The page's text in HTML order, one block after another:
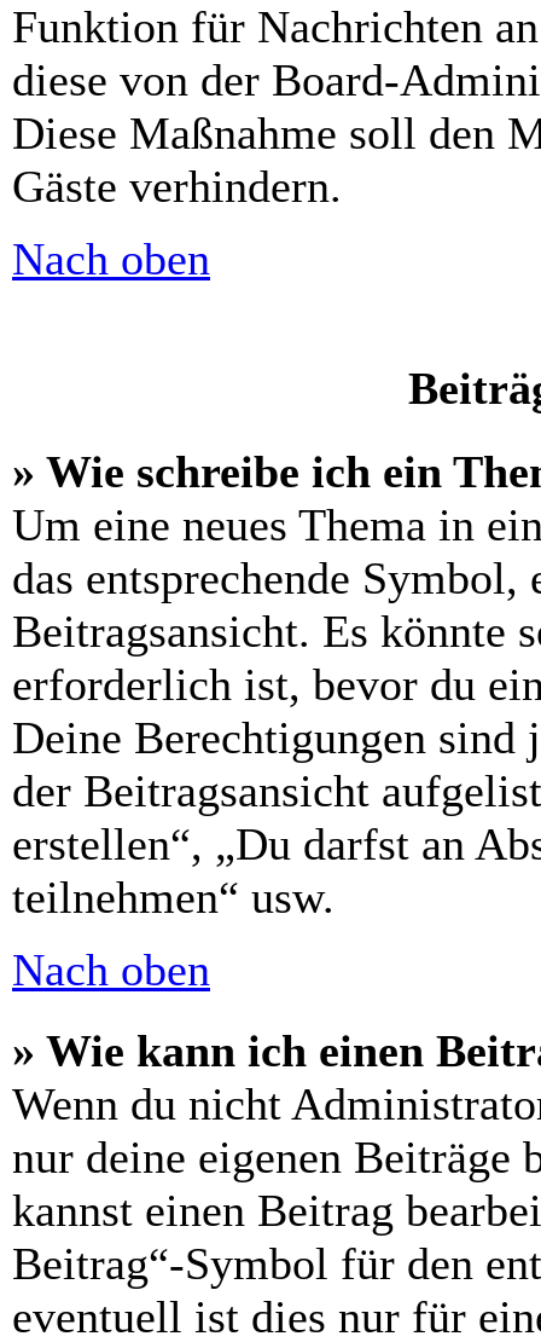
Funktion für Nachrichten
diese von der Board-
Diese Maßnahme soll den
Gäste verhindern.
Nach oben
» Wie schreibe ich ein
Um eine neues Thema in
das entsprechende
Beitragsansicht. Es könnte
erforderlich ist, bevor du
Deine Berechtigungen sind
der Beitragsansicht
erstellen“, „Du darfst an
teilnehmen“ usw.
Nach oben
» Wie kann ich einen
Wenn du nicht
nur deine eigenen Beiträge
kannst einen Beitrag
Beitrag“-Symbol für den
eventuell ist dies nur für